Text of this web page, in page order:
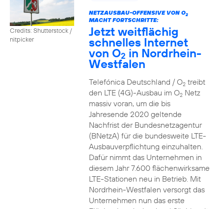
Credits: Shutterstock /
nitpicker
NETZAUSBAU-OFFENSIVE VON O2
MACHT FORTSCHRITTE:
Jetzt weitflächig
schnelles Internet
von O2 in Nordrhein-
Westfalen
Telefónica Deutschland / O2treibt
den LTE (4G)-Ausbau im O2Netz
massiv voran, um die bis
Jahresende 2020 geltende
Nachfrist der Bundesnetzagentur
(BNetzA) für die bundesweite LTE-
Ausbauverpflichtung einzuhalten.
Dafür nimmt das Unternehmen in
diesem Jahr 7.600 flächenwirksame
LTE-Stationen neu in Betrieb. Mit
Nordrhein-Westfalen versorgt das
Unternehmen nun das erste